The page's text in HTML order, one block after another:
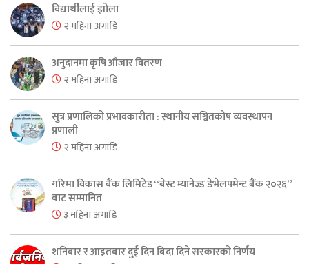
विद्यार्थीलाई झोला
२ महिना अगाडि
अनुदानमा कृषि औजार वितरण
२ महिना अगाडि
सुत्र प्रणालिको प्रभावकारीता : स्थानीय सञ्चितकोष व्यवस्थापन
प्रणाली
२ महिना अगाडि
गरिमा विकास बैंक लिमिटेड “बेस्ट म्यानेज्ड डेभेलपमेन्ट बैंक २०२६”
बाट सम्मानित
३ महिना अगाडि
शनिबार र आइतबार दुई दिन बिदा दिने सरकारको निर्णय